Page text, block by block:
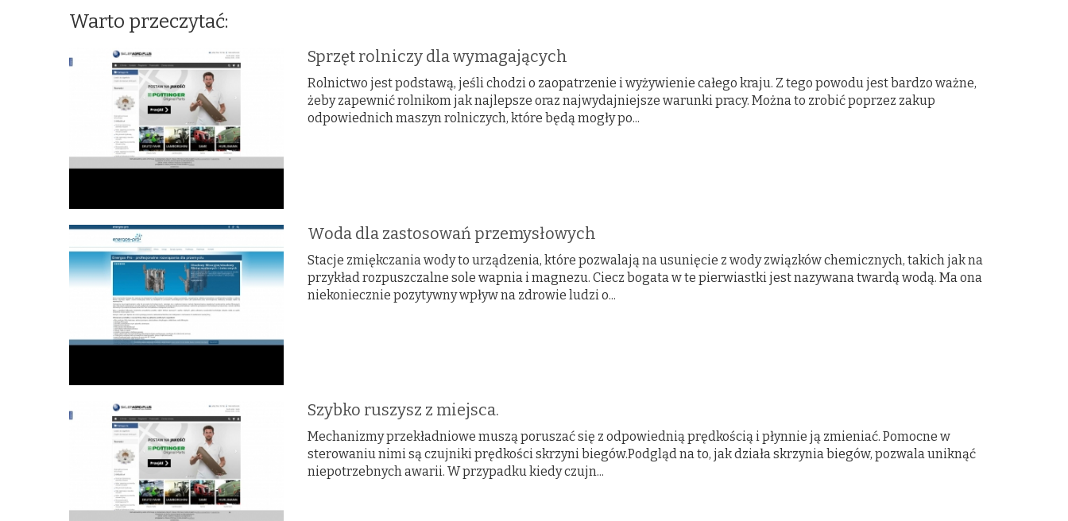
Warto przeczytać:
Sprzęt rolniczy dla wymagających
Rolnictwo jest podstawą, jeśli chodzi o zaopatrzenie i wyżywienie całego kraju. Z tego powodu jest bardzo ważne,
żeby zapewnić rolnikom jak najlepsze oraz najwydajniejsze warunki pracy. Można to zrobić poprzez zakup
odpowiednich maszyn rolniczych, które będą mogły po...
Woda dla zastosowań przemysłowych
Stacje zmiękczania wody to urządzenia, które pozwalają na usunięcie z wody związków chemicznych, takich jak na
przykład rozpuszczalne sole wapnia i magnezu. Ciecz bogata w te pierwiastki jest nazywana twardą wodą. Ma ona
niekoniecznie pozytywny wpływ na zdrowie ludzi o...
Szybko ruszysz z miejsca.
Mechanizmy przekładniowe muszą poruszać się z odpowiednią prędkością i płynnie ją zmieniać. Pomocne w
sterowaniu nimi są czujniki prędkości skrzyni biegów.Podgląd na to, jak działa skrzynia biegów, pozwala uniknąć
niepotrzebnych awarii. W przypadku kiedy czujn...